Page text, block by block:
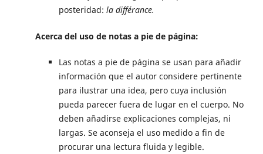
posteridad: la différance.
Acerca del uso de notas a pie de página:
Las notas a pie de página se usan para añadir
información que el autor considere pertinente
para ilustrar una idea, pero cuya inclusión
pueda parecer fuera de lugar en el cuerpo. No
deben añadirse explicaciones complejas, ni
largas. Se aconseja el uso medido a fin de
procurar una lectura fluida y legible.